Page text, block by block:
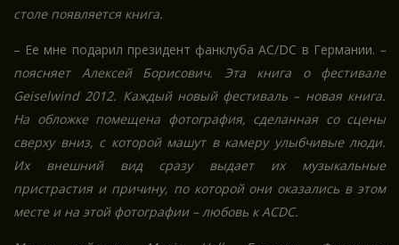
столе появляется книга.
– Ее мне подарил президент фанклуба AC/DC в Германии. –
поясняет Алексей Борисович.
Эта книга о фестивале
Geiselwind 2012. Каждый новый фестиваль – новая книга.
На обложке помещена фотография, сделанная со сцены
сверху вниз, с которой машут в камеру улыбчивые люди.
Их внешний вид сразу выдает их музыкальные
пристрастия и причину, по которой они оказались в этом
месте и на этой фотографии – любовь к ACDC.